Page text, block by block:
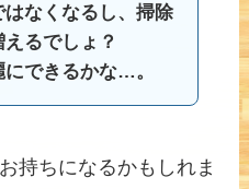
はなくなるし、掃除
るでしょ？
できるかな…。
持ちになるかもしれま